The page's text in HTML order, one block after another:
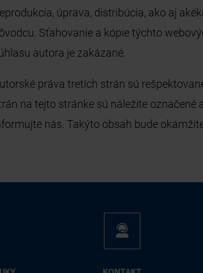
úprava, distribúcia, ako aj
Sťahovanie a kópie týchto
autora je zakázané.
práva tretích strán sú
na tejto stránke sú náležite
nás. Takýto obsah bude